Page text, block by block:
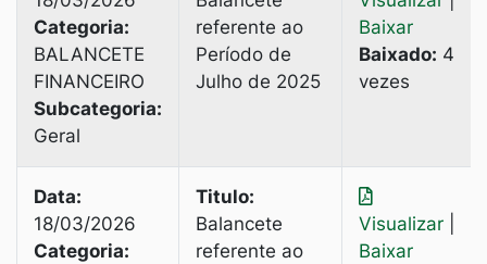
Categoria:
BALANCETE
FINANCEIRO
Subcategoria:
Geral
referente ao
Período de
Julho de 2025
Baixar
Baixado: 4
vezes
Data:
18/03/2026
Categoria:
Titulo:
Balancete
referente ao
Visualizar
Baixar